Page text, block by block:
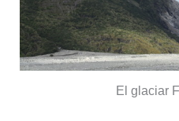
El glaciar